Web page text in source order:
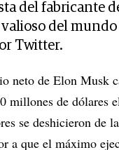
del fabricante
del mundo
Twitter.
neto de Elon Musk
millones de dólares
se deshicieron de
a que el máximo